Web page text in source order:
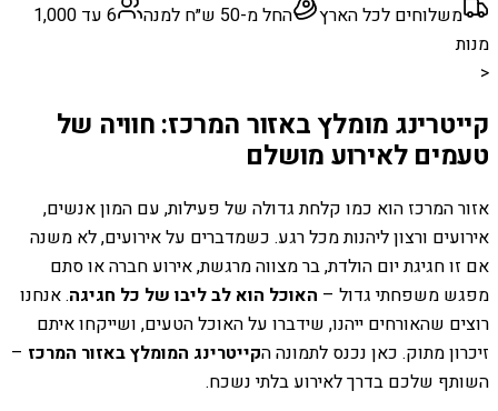
משלוחים לכל הארץ
החל מ-50 ש״ח למנה
6 עד 1,000
מנות
<
קייטרינג מומלץ באזור המרכז: חוויה של
טעמים לאירוע מושלם
אזור המרכז הוא כמו קלחת גדולה של פעילות, עם המון אנשים,
אירועים ורצון ליהנות מכל רגע. כשמדברים על אירועים, לא משנה
אם זו חגיגת יום הולדת, בר מצווה מרגשת, אירוע חברה או סתם
מפגש משפחתי גדול – האוכל הוא לב ליבו של כל חגיגה. אנחנו
רוצים שהאורחים ייהנו, שידברו על האוכל הטעים, ושייקחו איתם
זיכרון מתוק. כאן נכנס לתמונה הקייטרינג המומלץ באזור המרכז –
השותף שלכם בדרך לאירוע בלתי נשכח.